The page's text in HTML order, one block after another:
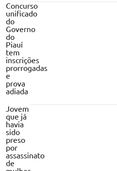
Concurso
unificado
do
Governo
do
Piauí
tem
inscrições
prorrogadas
e
prova
adiada
Jovem
que já
havia
sido
preso
por
assassinato
de